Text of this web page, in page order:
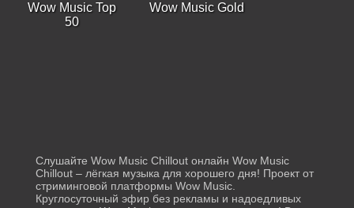
Wow Music Top
50
Wow Music Gold
Wow Music
Русская нетленка
Слушайте Wow Music Chillout онлайн Wow Music
Chillout – лёгкая музыка для хорошего дня! Проект от
стриминговой платформы Wow Music.
Круглосуточный эфир без рекламы и надоедливых